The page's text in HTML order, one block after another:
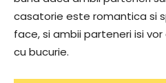
casatorie este romantica si
face, si ambii parteneri isi
cu bucurie.